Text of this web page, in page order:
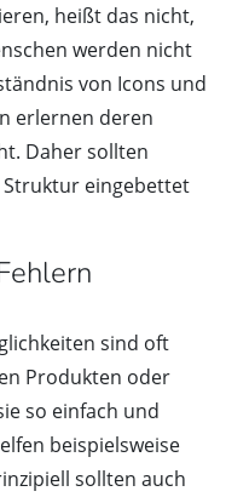
heißt das nicht,
werden nicht
von Icons und
erlernen deren
Daher sollten
eingebettet
sind oft
Produkten oder
so einfach und
beispielsweise
sollten auch